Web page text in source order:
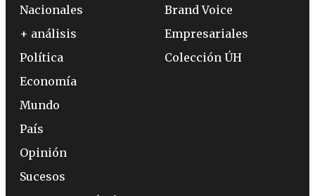
Nacionales
+ análisis
Política
Economía
Mundo
País
Opinión
Sucesos
Brand Voice
Empresariales
Colección ÚH